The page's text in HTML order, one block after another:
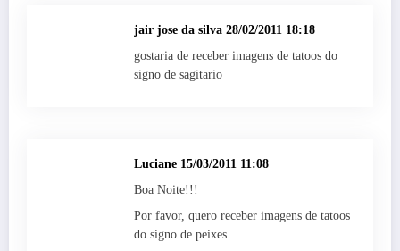
jair jose da silva 28/02/2011 18:18
gostaria de receber imagens de tatoos do
signo de sagitario
Luciane 15/03/2011 11:08
Boa Noite!!!
Por favor, quero receber imagens de tatoos
do signo de peixes.